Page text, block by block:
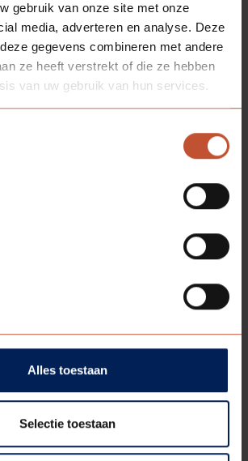
gebruik van onze site met onze
media, adverteren en analyse. Deze
gegevens combineren met andere
ze heeft verstrekt of die ze hebben
van uw gebruik van hun services.
Alles toestaan
Selectie toestaan
mogelijk. Voor een
weergave is bemonstering op
VERDI LIGHT 701 MET
Z.11
Bekijk product